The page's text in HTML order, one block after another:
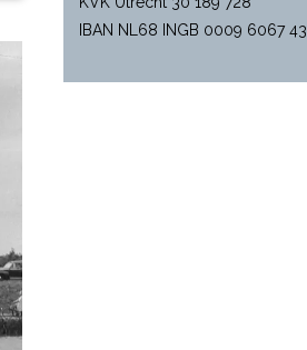
IBAN NL68 INGB 0009 6067 43